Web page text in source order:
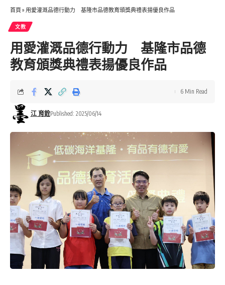
首頁 » 用愛灌溉品德行動力 基隆市品德教育頒獎典禮表揚優良作品
文教
用愛灌溉品德行動力 基隆市品德
教育頒獎典禮表揚優良作品
江 育銓Published: 2025/06/14
6 Min Read